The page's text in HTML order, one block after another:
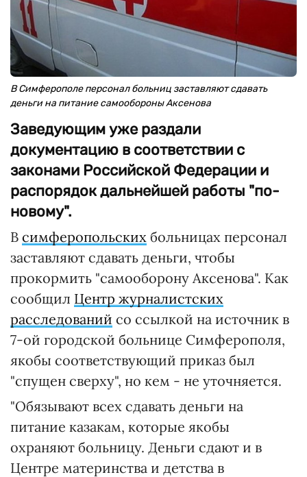
В Симферополе персонал больниц заставляют сдавать
деньги на питание самообороны Аксенова
Заведующим уже раздали
документацию в соответствии с
законами Российской Федерации и
распорядок дальнейшей работы "по-
новому".
В симферопольских больницах персонал
заставляют сдавать деньги, чтобы
прокормить "самооборону Аксенова". Как
сообщил Центр журналистских
расследований со ссылкой на источник в
7-ой городской больнице Симферополя,
якобы соответствующий приказ был
"спущен сверху", но кем - не уточняется.
"Обязывают всех сдавать деньги на
питание казакам, которые якобы
охраняют больницу. Деньги сдают и в
Центре материнства и детства в